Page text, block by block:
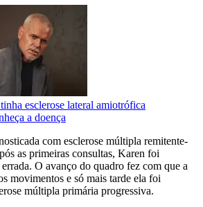
esclerose lateral amiotrófica
a doença
com esclerose múltipla remitente-
as primeiras consultas, Karen foi
O avanço do quadro fez com que a
movimentos e só mais tarde ela foi
múltipla primária progressiva.